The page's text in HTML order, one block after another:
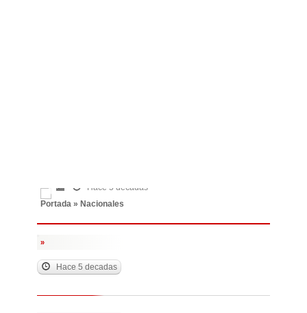
Portada » Nacionales
Hace 5 decadas
»
Hace 5 decadas